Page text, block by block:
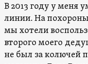
В 2013 году у меня
линии. На
мы хотели
второго моего
не был за колючей